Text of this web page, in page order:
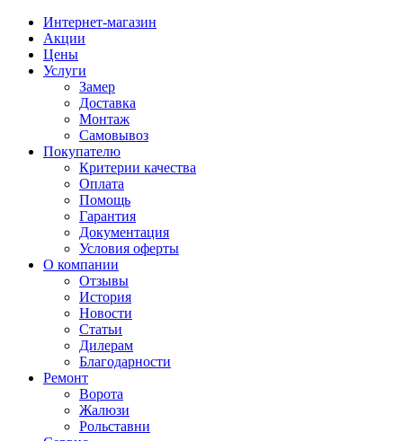
Интернет-магазин
Акции
Цены
Услуги
Замер
Доставка
Монтаж
Самовывоз
Покупателю
Критерии качества
Оплата
Помощь
Гарантия
Документация
Условия оферты
О компании
Отзывы
История
Новости
Статьи
Дилерам
Благодарности
Ремонт
Ворота
Жалюзи
Рольставни